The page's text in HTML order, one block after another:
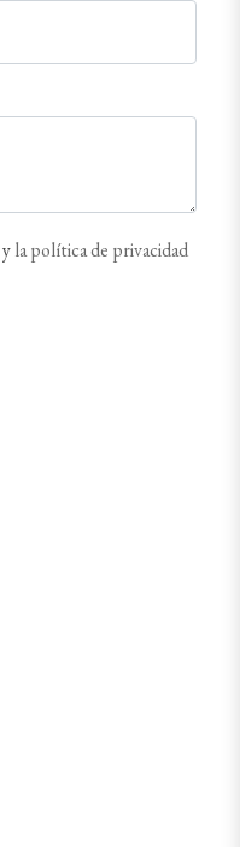
yla política de privacidad